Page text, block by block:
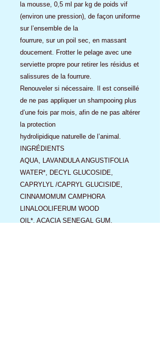
la mousse, 0,5 ml par kg de poids vif
(environ une pression), de façon uniforme
sur l’ensemble de la
fourrure, sur un poil sec, en massant
doucement. Frotter le pelage avec une
serviette propre pour retirer les résidus et
salissures de la fourrure.
Renouveler si nécessaire. Il est conseillé
de ne pas appliquer un shampooing plus
d’une fois par mois, afin de ne pas altérer
la protection
hydrolipidique naturelle de l’animal.
INGRÉDIENTS
AQUA, LAVANDULA ANGUSTIFOLIA
WATER*, DECYL GLUCOSIDE,
CAPRYLYL /CAPRYL GLUCISIDE,
CINNAMOMUM CAMPHORA
LINALOOLIFERUM WOOD
OIL*, ACACIA SENEGAL GUM,